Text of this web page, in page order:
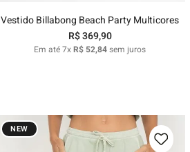
Vestido Billabong Beach Party Multicores
R$369,90
Em até7xR$ 52,84sem juros
NEW